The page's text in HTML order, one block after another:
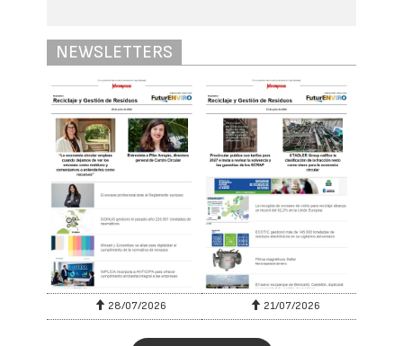
NEWSLETTERS
28/07/2026 21/07/2026